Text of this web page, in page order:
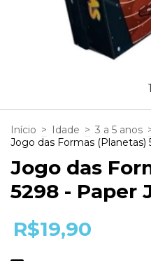
1
Início > Idade > 3 a 5 anos
Jogo das Formas (Planetas)
Jogo das
5298 - Paper
R$19,90